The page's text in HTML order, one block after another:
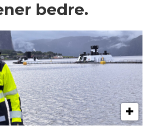
bedre.